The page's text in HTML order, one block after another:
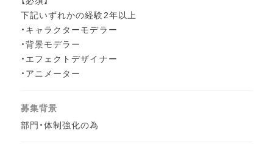
下記いずれかの経験2年以上
・キャラクターモデラー
・背景モデラー
・エフェクトデザイナー
・アニメーター
募集背景
部門・体制強化の為